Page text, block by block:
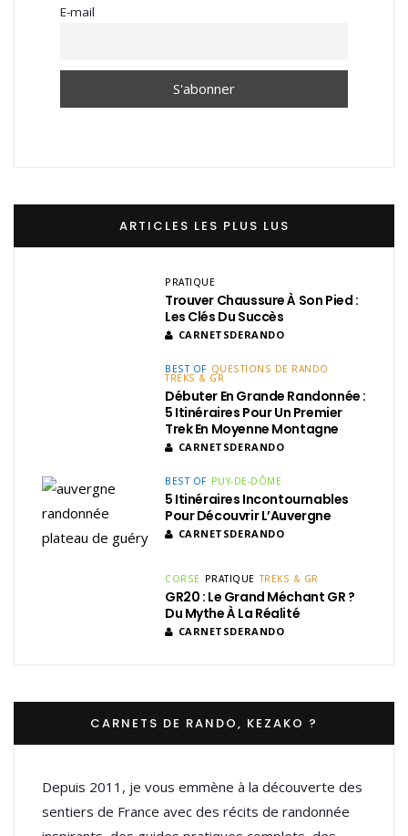
E-mail
ARTICLES LES PLUS LUS
PRATIQUE
Trouver Chaussure À Son Pied :
Les Clés Du Succès
CARNETSDERANDO
BEST OF QUESTIONS DE RANDO
TREKS & GR
Débuter En Grande Randonnée :
5 Itinéraires Pour Un Premier
Trek En Moyenne Montagne
CARNETSDERANDO
BEST OF PUY-DE-DÔME
5 Itinéraires Incontournables
Pour Découvrir L’Auvergne
CARNETSDERANDO
CORSE PRATIQUE TREKS & GR
GR20 : Le Grand Méchant GR ?
Du Mythe À La Réalité
CARNETSDERANDO
CARNETS DE RANDO, KEZAKO ?
Depuis 2011, je vous emmène à la découverte des
sentiers de France avec des récits de randonnée